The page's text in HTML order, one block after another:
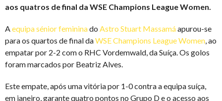
aos quatros de final da WSE Champions League Women.
A equipa sénior femininado Astro Stuart Massamáapurou-se
para os quartos de final daWSE Champions League Women , ao
empatar por 2-2 com o RHC Vordemwald, da Suíça. Os golos
foram marcados por Beatriz Alves.
Este empate, após uma vitória por 1-0 contra a equipa suíça,
em janeiro, garante quatro pontos no Grupo D e o acesso aos